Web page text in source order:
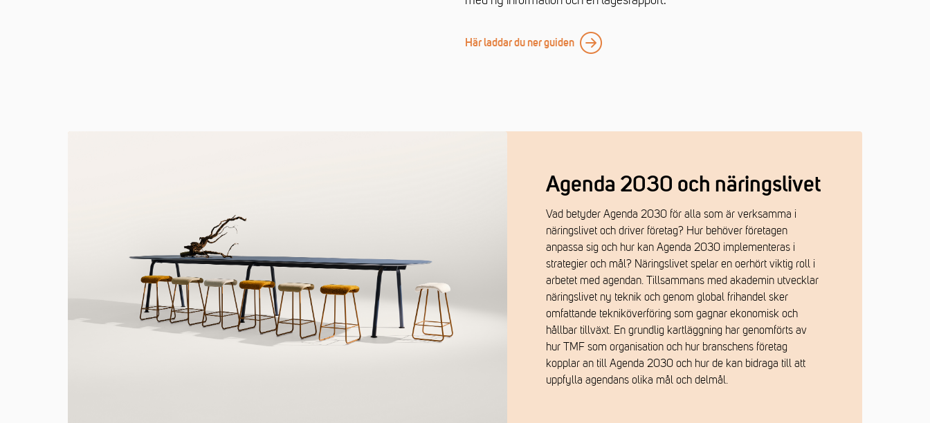
Här laddar du ner guiden
Agenda 2030 och näringslivet
Vad betyder Agenda 2030 för alla som är verksamma i
näringslivet och driver företag? Hur behöver företagen
anpassa sig och hur kan Agenda 2030 implementeras i
strategier och mål? Näringslivet spelar en oerhört viktig roll i
arbetet med agendan. Tillsammans med akademin utvecklar
näringslivet ny teknik och genom global frihandel sker
omfattande tekniköverföring som gagnar ekonomisk och
hållbar tillväxt. En grundlig kartläggning har genomförts av
hur TMF som organisation och hur branschens företag
kopplar an till Agenda 2030 och hur de kan bidraga till att
uppfylla agendans olika mål och delmål.